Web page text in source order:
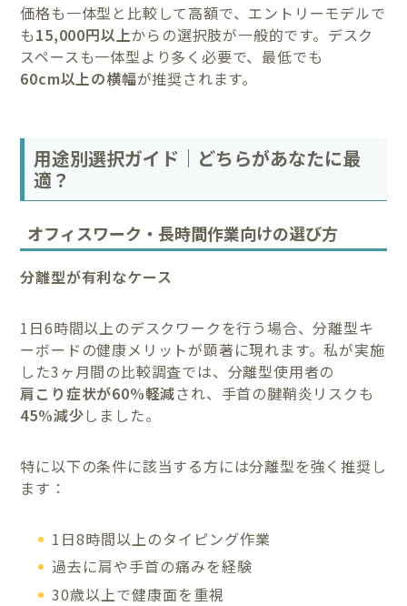
価格も一体型と比較して高額で、エントリーモデルで
も15,000円以上からの選択肢が一般的です。デスク
スペースも一体型より多く必要で、最低でも
60cm以上の横幅が推奨されます。
用途別選択ガイド｜どちらがあなたに最
適？
オフィスワーク・長時間作業向けの選び方
分離型が有利なケース
1日6時間以上のデスクワークを行う場合、分離型キ
ーボードの健康メリットが顕著に現れます。私が実施
した3ヶ月間の比較調査では、分離型使用者の
肩こり症状が60%軽減され、手首の腱鞘炎リスクも
45%減少しました。
特に以下の条件に該当する方には分離型を強く推奨し
ます：
1日8時間以上のタイピング作業
過去に肩や手首の痛みを経験
30歳以上で健康面を重視